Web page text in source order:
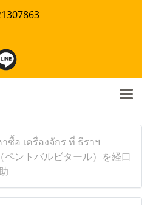
ซื้อ เครื่องจักร ที่ ธีราฯ
ントバルビタール）を経口